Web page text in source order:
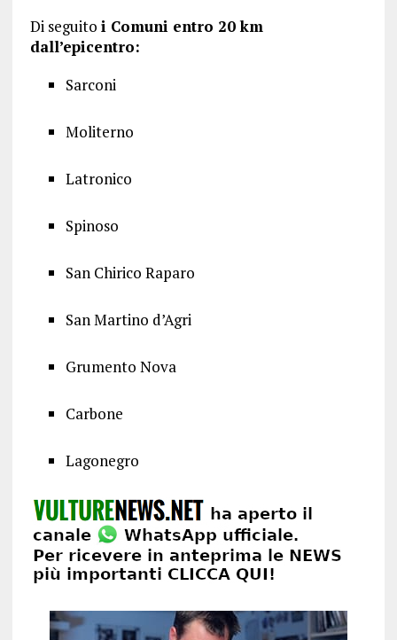
Di seguito i Comuni entro 20 km
dall’epicentro:
Sarconi
Moliterno
Latronico
Spinoso
San Chirico Raparo
San Martino d’Agri
Grumento Nova
Carbone
Lagonegro